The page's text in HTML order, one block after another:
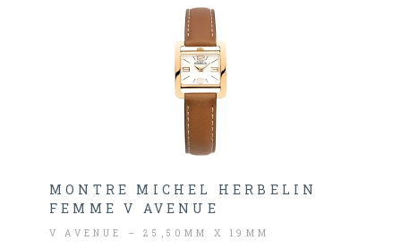
MONTRE MICHEL HERBELIN
FEMME V AVENUE
V AVENUE – 25,50MM X 19MM